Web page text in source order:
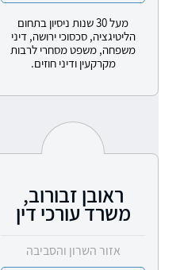
מעל 30 שנות ניסיון בתחום
הליטיגציה, סכסוכי ירושה, דיני
משפחה, משפט מסחרי לרבות
מקרקעין ודיני חוזים.
ראובן זבורוב,
משרד עורכי דין
אזור השרון והסביבה